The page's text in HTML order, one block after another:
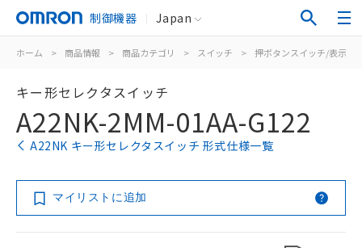
制御機器 Japan
ホーム > 商品情報 > 商品カテゴリ > スイッチ > 押ボタンスイッチ/表示灯
キー形セレクタスイッチ
A22NK-2MM-01AA-G122
A22NK キー形セレクタスイッチ 形式仕様一覧
マイリストに追加